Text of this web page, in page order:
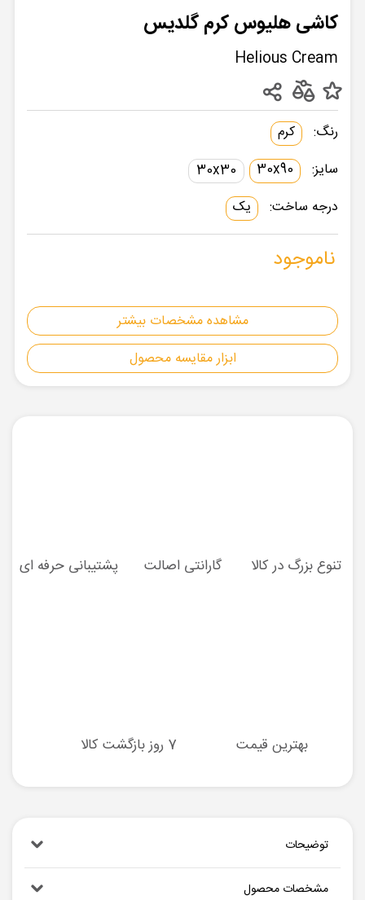
کاشی هلیوس کرم گلدیس
Helious Cream
مشاهده مشخصات بیشتر
ابزار مقایسه محصول
رنگ:
کرم
سایز:
30x90
30x30
درجه ساخت:
یک
ناموجود
تنوع بزرگ در کالا گارانتی اصالت پشتیبانی حرفه ای
بهترین قیمت 7 روز بازگشت کالا
توضیحات
مشخصات محصول